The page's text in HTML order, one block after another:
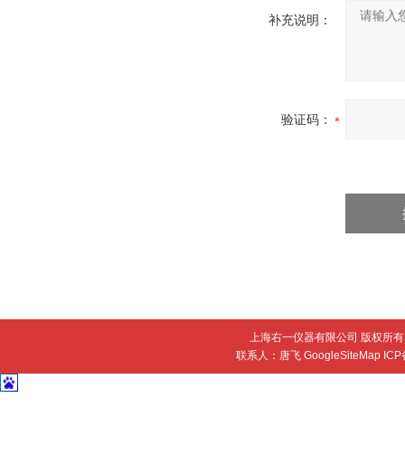
补充说明：
验证码：
上海右一仪器有限公司 版权所
联系人：唐飞GoogleSiteMap